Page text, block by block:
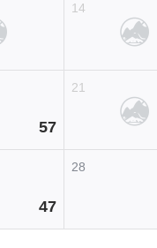
57
47
14
21
28